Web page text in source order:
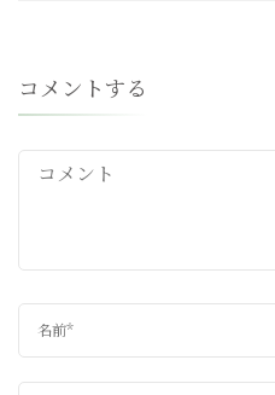
コメントする